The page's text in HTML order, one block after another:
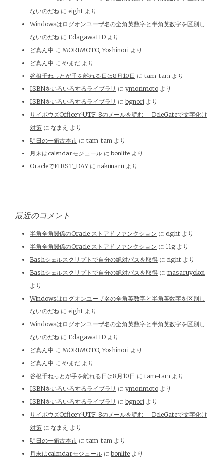
ないのだね に eight より
Windowsはログオンユーザ名の全角英数字と半角英数字を区別し
ないのだね に EdagawaHD より
ど真ん中 に MORIMOTO, Yoshinori より
ど真ん中 に やまだ より
谷根千ねっとが手を離れる日は8月10日 に tam-tam より
ISBNをいろいろするライブラリ に ymorimoto より
ISBNをいろいろするライブラリ に bgnori より
サイボウズOfficeでUTF-8のメールを読む – DeleGateで文字化け
対策 に なまえ より
明日の一箱古本市 に tam-tam より
月末はcalendarモジュール に bonlife より
OracleでFIRST_DAYに nakunaru より
最近のコメント
半角全角関係のOracle ストアドファンクション に eight より
半角全角関係のOracle ストアドファンクション に 11g より
Bashシェルスクリプトで自分の絶対パスを取得 に eight より
Bashシェルスクリプトで自分の絶対パスを取得 に masaruyokoi
より
Windowsはログオンユーザ名の全角英数字と半角英数字を区別し
ないのだね に eight より
Windowsはログオンユーザ名の全角英数字と半角英数字を区別し
ないのだね に EdagawaHD より
ど真ん中 に MORIMOTO, Yoshinori より
ど真ん中 に やまだ より
谷根千ねっとが手を離れる日は8月10日 に tam-tam より
ISBNをいろいろするライブラリ に ymorimoto より
ISBNをいろいろするライブラリ に bgnori より
サイボウズOfficeでUTF-8のメールを読む – DeleGateで文字化け
対策 に なまえ より
明日の一箱古本市 に tam-tam より
月末はcalendarモジュール に bonlife より